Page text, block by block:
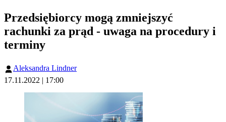
Przedsiębiorcy mogą zmniejszyć
rachunki za prąd - uwaga na procedury i
terminy
Aleksandra Lindner
17.11.2022 | 17:00